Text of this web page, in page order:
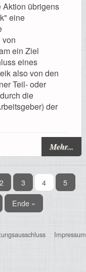
Aktion übrigens
eine
ein Ziel
eines
also von den
Teil- oder
die
der
Mehr...
2 3 4
5
Ende »
Impressum